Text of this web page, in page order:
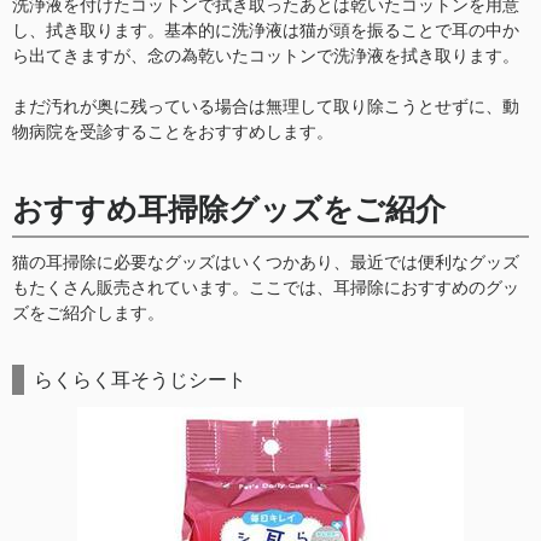
洗浄液を付けたコットンで拭き取ったあとは乾いたコットンを用意
し、拭き取ります。基本的に洗浄液は猫が頭を振ることで耳の中か
ら出てきますが、念の為乾いたコットンで洗浄液を拭き取ります。
まだ汚れが奥に残っている場合は無理して取り除こうとせずに、動
物病院を受診することをおすすめします。
おすすめ耳掃除グッズをご紹介
猫の耳掃除に必要なグッズはいくつかあり、最近では便利なグッズ
もたくさん販売されています。ここでは、耳掃除におすすめのグッ
ズをご紹介します。
らくらく耳そうじシート